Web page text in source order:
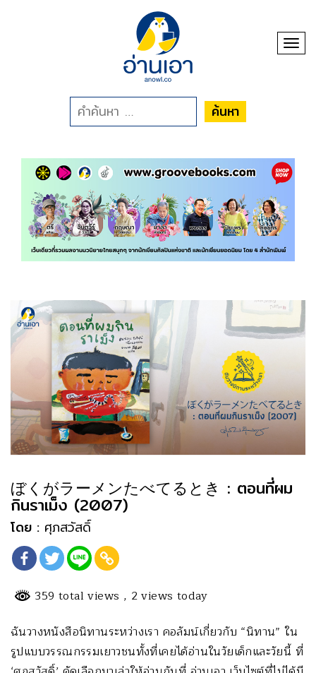
ค้นหา
ぼくがラーメンたべてるとき : ตอนที่ผม
กินราเม็ง (2007)
โดย : ศุภสวัสดิ์
359 total views , 2 views today
ฉันวางหนังสือนิทานระหว่างเรา คอลัมน์เกี่ยวกับ “นิทาน” ใน
รูปแบบวรรณกรรมเยาวชนทั้งที่เคยได้อ่านในวัยเด็กและวัยนี้ ที่